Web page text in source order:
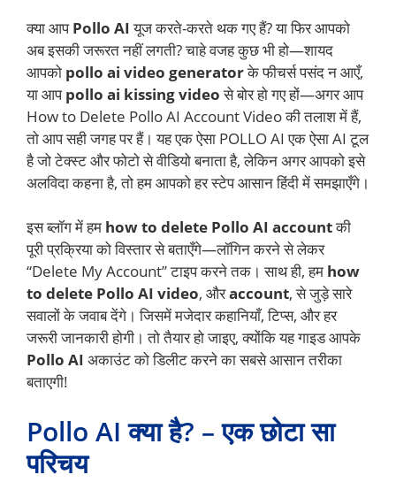
क्या आपPollo AI यूज करते-करते थक गए हैं? या फिर आपको
अब इसकी जरूरत नहीं लगती? चाहे वजह कुछ भी हो—शायद
आपको pollo ai video generatorके फीचर्स पसंद न आएँ,
या आपpollo ai kissing videoसे बोर हो गए हों—अगर आप
How to Delete Pollo AI Account Video की तलाश में हैं,
तो आप सही जगह पर हैं। यह एक ऐसा POLLO AI एक ऐसा AI टूल
है जो टेक्स्ट और फोटो से वीडियो बनाता है, लेकिन अगर आपको इसे
अलविदा कहना है, तो हम आपको हर स्टेप आसान हिंदी में समझाएँगे।
इस ब्लॉग में हम how to delete Pollo AI accountकी
पूरी प्रक्रिया को विस्तार से बताएँगे—लॉगिन करने से लेकर
“Delete My Account” टाइप करने तक। साथ ही, हम how
to delete Pollo AI video, औरaccount, से जुड़े सारे
सवालों के जवाब देंगे। जिसमें मजेदार कहानियाँ, टिप्स, और हर
जरूरी जानकारी होगी। तो तैयार हो जाइए, क्योंकि यह गाइड आपके
Pollo AI अकाउंट को डिलीट करने का सबसे आसान तरीका
बताएगी!
Pollo AI क्या है? – एक छोटा सा
परिचय